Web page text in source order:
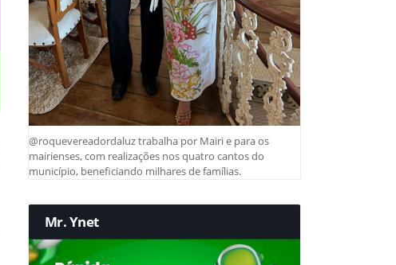
@roquevereadordaluz trabalha por Mairi e para os
mairienses, com realizações nos quatro cantos do
município, beneficiando milhares de famílias.
Mr. Ynet